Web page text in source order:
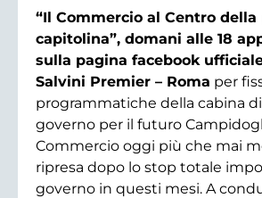
“Il Commercio al Centro
capitolina”, domani alle 18
sulla pagina facebook
Salvini Premier – Roma per
programmatiche della cabina
governo per il futuro
Commercio oggi più che mai
ripresa dopo lo stop totale
governo in questi mesi. A